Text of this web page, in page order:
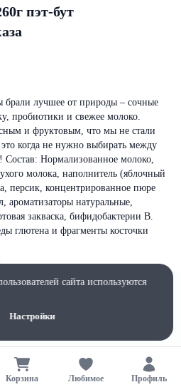
пэт-бут
лучшее от природы – сочные
пробиотики и свежее молоко.
и фруктовым, что мы не стали
когда не нужно выбирать между
Нормализованное молоко,
молока, наполнитель (яблочный
персик, концентрированное пюре
ароматизаторы натуральные,
закваска, бифидобактерии B.
глютена и фрагменты косточки
Корзина Любимое Профиль
сайта используются
Настройки